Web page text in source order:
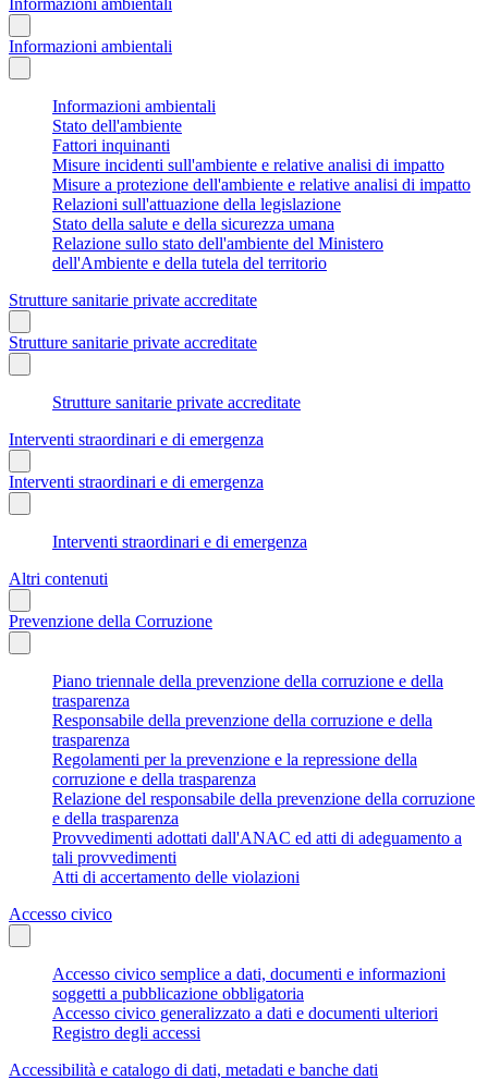
Informazioni ambientali
Informazioni ambientali
Stato dell'ambiente
Fattori inquinanti
Misure incidenti sull'ambiente e relative analisi di impatto
Misure a protezione dell'ambiente e relative analisi di impatto
Relazioni sull'attuazione della legislazione
Stato della salute e della sicurezza umana
Relazione sullo stato dell'ambiente del Ministero
dell'Ambiente e della tutela del territorio
Strutture sanitarie private accreditate
Strutture sanitarie private accreditate
Strutture sanitarie private accreditate
Interventi straordinari e di emergenza
Interventi straordinari e di emergenza
Interventi straordinari e di emergenza
Altri contenuti
Prevenzione della Corruzione
Piano triennale della prevenzione della corruzione e della
trasparenza
Responsabile della prevenzione della corruzione e della
trasparenza
Regolamenti per la prevenzione e la repressione della
corruzione e della trasparenza
Relazione del responsabile della prevenzione della corruzione
e della trasparenza
Provvedimenti adottati dall'ANAC ed atti di adeguamento a
tali provvedimenti
Atti di accertamento delle violazioni
Accesso civico
Accesso civico semplice a dati, documenti e informazioni
soggetti a pubblicazione obbligatoria
Accesso civico generalizzato a dati e documenti ulteriori
Registro degli accessi
Accessibilità e catalogo di dati, metadati e banche dati